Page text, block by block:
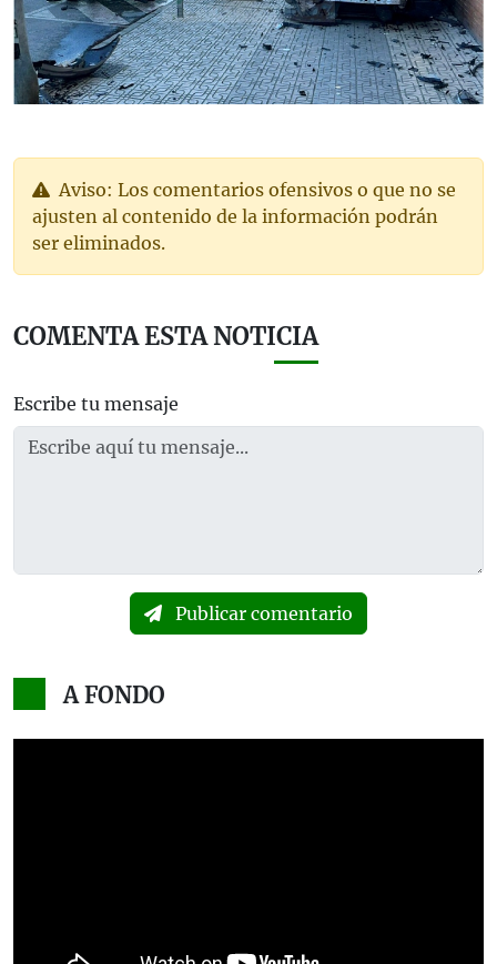
Aviso: Los comentarios ofensivos o que no se
ajusten al contenido de la información podrán
ser eliminados.
COMENTA ESTA NOTICIA
Escribe tu mensaje
Publicar comentario
A FONDO